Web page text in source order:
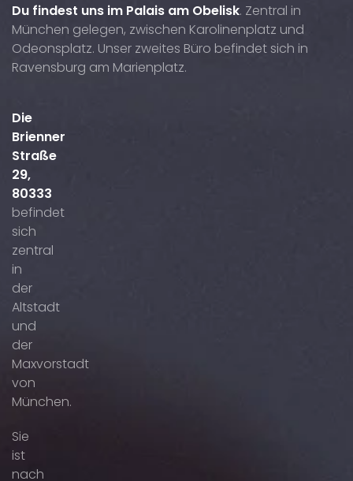
Du findest uns im Palais am Obelisk. Zentral in
München gelegen, zwischen Karolinenplatz und
Odeonsplatz. Unser zweites Büro befindet sich in
Ravensburg am Marienplatz.
Die
Brienner
Straße
29,
80333
befindet
sich
zentral
in
der
Altstadt
und
der
Maxvorstadt
von
München.
Sie
ist
nach